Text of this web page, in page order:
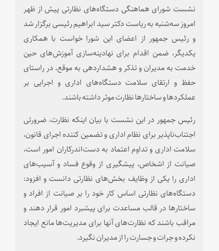
نشست شورای هماهنگی دستگاه‌های نظارتی پیش از ظهر
امروز سه‌شنبه به ریاست دکتر سید ابراهیم رئیسی برگزار شد
و رئیس جمهور از اعضای این شورا خواست با همکاری
یکدیگر، ضمن اقدام برای نهادینه‌سازی آموزش‌های حین
خدمت به مدیران و تذکر و هشداردهی به موقع، در راستای
حفظ و ارتقای سلامت دستگاه‌های اداری و اجرایی بر
عملکردها و ساختارها نظارت موثر داشته باشند.
رئیس جمهور در این نشست با بیان اینکه نظارت، ضرورتی
اجتناب‌ناپذیر برای نظام اداری و تضمین کننده اجرای قانون،
سلامت اداری و تداوم اعتماد به دست‌اندرکاران امور است،
صیانت از اشخاص، پیشگیری از وقوع فساد و آسیب‌های
اداری را یکی از وظایف بخش‌های نظارتی دانست و افزود:
دستگاه‌های نظارتی اساس کار خود را بر صیانت از افراد و
ساختارها در قالب مساعدت برای پیشبرد امور قرار دهند و
مراقب باشند که نظارت‌های آنها برای مدیریت‌ها مانع ایجاد
نکرده و جرات و جسارت را از مدیران نگیرد.